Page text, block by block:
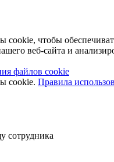
cookie, чтобы
веб-сайта и
файлов cookie
cookie. Правила
сотрудника